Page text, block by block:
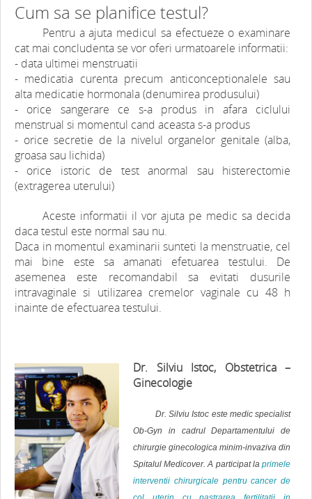
Cum sa se planifice testul?
Pentru a ajuta medicul sa efectueze o examinare
cat mai concludenta se vor oferi urmatoarele informatii:
- data ultimei menstruatii
- medicatia curenta precum anticonceptionalele sau
alta medicatie hormonala (denumirea produsului)
- orice sangerare ce s-a produs in afara ciclului
menstrual si momentul cand aceasta s-a produs
- orice secretie de la nivelul organelor genitale (alba,
groasa sau lichida)
- orice istoric de test anormal sau histerectomie
(extragerea uterului)
Aceste informatii il vor ajuta pe medic sa decida
daca testul este normal sau nu.
Daca in momentul examinarii sunteti la menstruatie, cel
mai bine este sa amanati efetuarea testului. De
asemenea este recomandabil sa evitati dusurile
intravaginale si utilizarea cremelor vaginale cu 48 h
inainte de efectuarea testului.
Dr. Silviu Istoc, Obstetrica –
Ginecologie
Dr. Silviu Istoc este medic specialist
Ob-Gyn in cadrul Departamentului de
chirurgie ginecologica minim-invaziva din
Spitalul Medicover. A participat la primele
interventii chirurgicale pentru cancer de